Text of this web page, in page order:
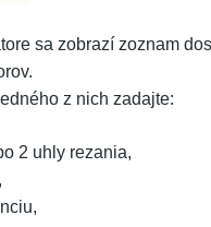
sa zobrazí zoznam
z nich zadajte:
2 uhly rezania,